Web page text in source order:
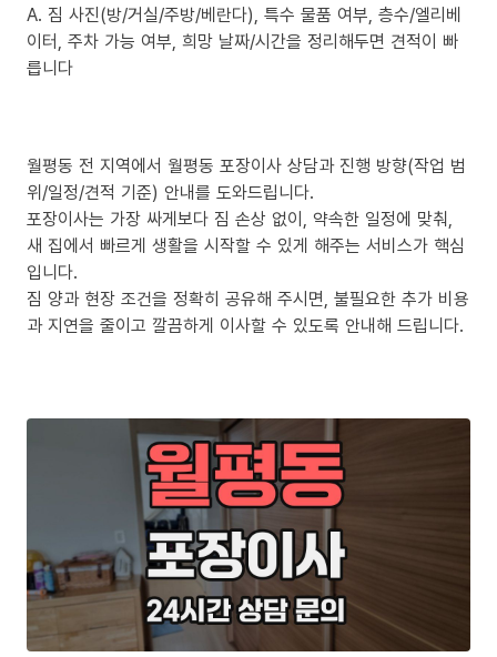
A. 짐 사진(방/거실/주방/베란다), 특수 물품 여부, 층수/엘리베
이터, 주차 가능 여부, 희망 날짜/시간을 정리해두면 견적이 빠
릅니다
월평동 전 지역에서 월평동 포장이사 상담과 진행 방향(작업 범
위/일정/견적 기준) 안내를 도와드립니다.
포장이사는 가장 싸게보다 짐 손상 없이, 약속한 일정에 맞춰,
새 집에서 빠르게 생활을 시작할 수 있게 해주는 서비스가 핵심
입니다.
짐 양과 현장 조건을 정확히 공유해 주시면, 불필요한 추가 비용
과 지연을 줄이고 깔끔하게 이사할 수 있도록 안내해 드립니다.